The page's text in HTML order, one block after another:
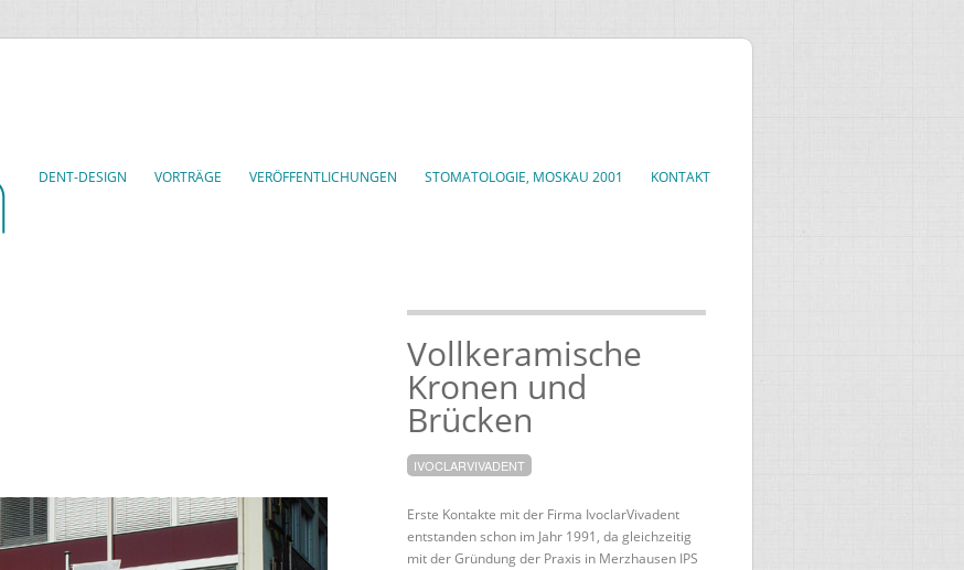
DENT-DESIGN VORTRÄGE VERÖFFENTLICHUNGEN STOMATOLOGIE, MOSKAU 2001 KONTAKT
Vollkeramische
Kronen und
Brücken
IVOCLARVIVADENT
Erste Kontakte mit der Firma IvoclarVivadent
entstanden schon im Jahr 1991, da gleichzeitig
mit der Gründung der Praxis in Merzhausen IPS